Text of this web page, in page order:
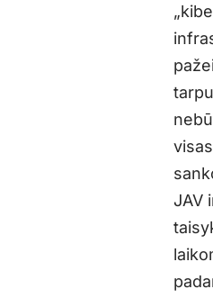
JAV